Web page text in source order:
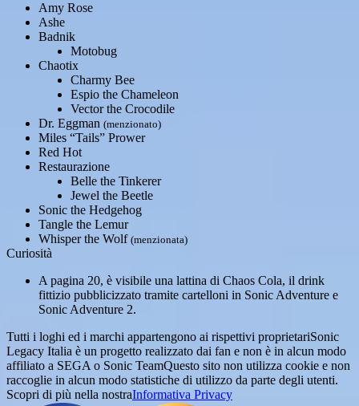
Amy Rose
Ashe
Badnik
Motobug
Chaotix
Charmy Bee
Espio the Chameleon
Vector the Crocodile
Dr. Eggman (menzionato)
Miles “Tails” Prower
Red Hot
Restaurazione
Belle the Tinkerer
Jewel the Beetle
Sonic the Hedgehog
Tangle the Lemur
Whisper the Wolf (menzionata)
Curiosità
A pagina 20, è visibile una lattina di Chaos Cola, il drink
fittizio pubblicizzato tramite cartelloni in Sonic Adventure e
Sonic Adventure 2.
Tutti i loghi ed i marchi appartengono ai rispettivi proprietariSonic
Legacy Italia è un progetto realizzato dai fan e non è in alcun modo
affiliato a SEGA o Sonic TeamQuesto sito non utilizza cookie e non
raccoglie in alcun modo statistiche di utilizzo da parte degli utenti.
Scopri di più nella nostraInformativa Privacy